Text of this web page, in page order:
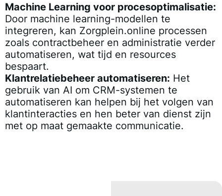
Machine Learning voor procesoptimalisatie:
Door machine learning-modellen te
integreren, kan Zorgplein.online processen
zoals contractbeheer en administratie verder
automatiseren, wat tijd en resources
bespaart.
Klantrelatiebeheer automatiseren: Het
gebruik van AI om CRM-systemen te
automatiseren kan helpen bij het volgen van
klantinteracties en hen beter van dienst zijn
met op maat gemaakte communicatie.